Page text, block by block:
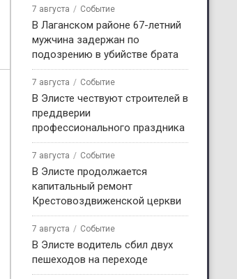
7 августа Событие
В Лаганском районе 67-летний
мужчина задержан по
подозрению в убийстве брата
7 августа Событие
В Элисте чествуют строителей в
преддверии
профессионального праздника
7 августа Событие
В Элисте продолжается
капитальный ремонт
Крестовоздвиженской церкви
7 августа Событие
В Элисте водитель сбил двух
пешеходов на переходе